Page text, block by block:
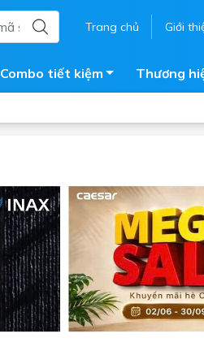
Trang chủ Giới
Máy nước nóng năng
Bồn bảo ôn
Bồn nhựa tự hoại
Máy bơm tăng áp
Vòi pha nóng lạnh
Combo tiết kiệm Thương